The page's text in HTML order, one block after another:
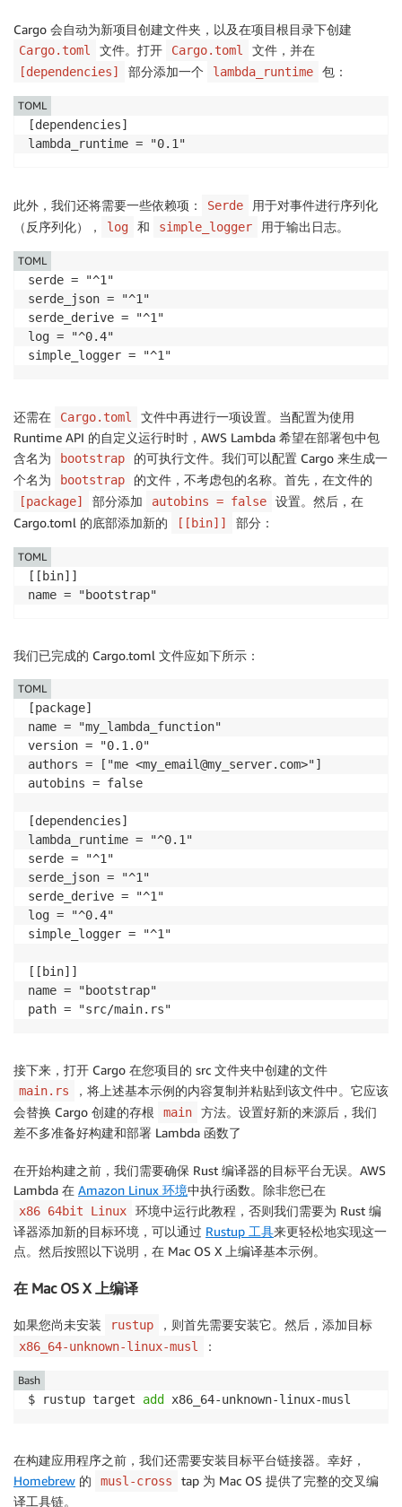
    if e.first_name == "" {
error!("Empty first name in request {}",
        return Err(c.new_error("Empty first name"));
    Ok(CustomOutput {
message: format!("Hello, {}!",
Cargo 会自动为新项目创建文件夹，以及在项目根目录下创建
Cargo.toml 文件。打开 Cargo.toml 文件，并在
[dependencies] 部分添加一个 lambda_runtime 包：
[dependencies]
lambda_runtime = "0.1"
TOML
此外，我们还将需要一些依赖项： Serde
用于对事件进行序列化
（反序列化），
log 和 simple_logger 用于输出日志。
serde = "^1"
serde_json = "^1"
serde_derive = "^1"
log = "^0.4"
simple_logger = "^1"
TOML
还需在 Cargo.toml
文件中再进行一项设置。当配置为使用
Runtime API 的自定义运行时时，AWS Lambda 希望在部署包中包
含名为
bootstrap
的可执行文件。我们可以配置 Cargo 来生成一
个名为
bootstrap 的文件，不考虑包的名称。首先，在文件的
[package] 部分添加 autobins = false
设置。然后，在
Cargo.toml 的底部添加新的
[[bin]] 部分：
[[bin]]
name = "bootstrap"
TOML
我们已完成的 Cargo.toml 文件应如下所示：
[package]
name = "my_lambda_function"
version = "0.1.0"
authors = ["me <my_email@my_server.com>"]
autobins = false
[dependencies]
lambda_runtime = "^0.1"
serde = "^1"
serde_json = "^1"
serde_derive = "^1"
log = "^0.4"
simple_logger = "^1"
[[bin]]
name = "bootstrap"
path = "src/main.rs"
TOML
接下来，打开 Cargo 在您项目的 src 文件夹中创建的文件
main.rs
，将上述基本示例的内容复制并粘贴到该文件中。它应该
会替换 Cargo 创建的存根
main
方法。设置好新的来源后，我们
差不多准备好构建和部署 Lambda 函数了
在开始构建之前，我们需要确保 Rust 编译器的目标平台无误。AWS
Lambda 在 Amazon Linux 环境中执行函数。除非您已在
x86 64bit Linux
环境中运行此教程，否则我们需要为 Rust 编
译器添加新的目标环境，可以通过 Rustup 工具来更轻松地实现这一
点。然后按照以下说明，在 Mac OS X 上编译基本示例。
在 Mac OS X 上编译
如果您尚未安装 rustup ，则首先需要安装它。然后，添加目标
x86_64-unknown-linux-musl ：
$ rustup target add x86_64-unknown-linux-musl
Bash
在构建应用程序之前，我们还需要安装目标平台链接器。幸好，
Homebrew 的 musl-cross
tap 为 Mac OS 提供了完整的交叉编
译工具链。